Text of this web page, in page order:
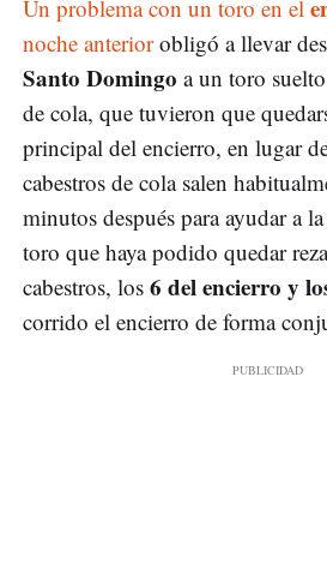
Un problema con un toro en el
noche anteriorobligó a llevar
Santo Domingo a un toro
de cola, que tuvieron que
principal del encierro, en lugar
cabestros de cola salen
minutos después para ayudar a
toro que haya podido quedar
cabestros, los 6 del encierro y
corrido el encierro de forma